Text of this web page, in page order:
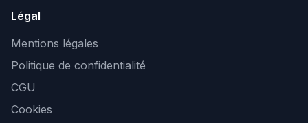
Légal
Mentions légales
Politique de confidentialité
CGU
Cookies